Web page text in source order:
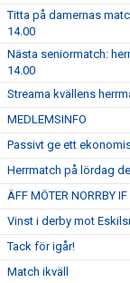
Titta på damernas
14.00
Nästa seniormatch:
14.00
Streama kvällens
MEDLEMSINFO
Passivt ge ett
Herrmatch på lördag
ÄFF MÖTER NORRBY
Vinst i derby mot
Tack för igår!
Match ikväll